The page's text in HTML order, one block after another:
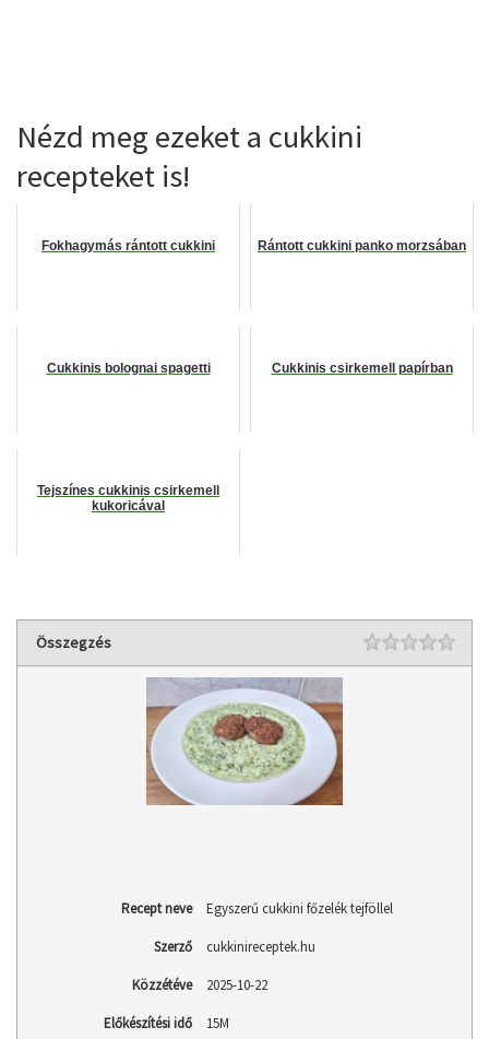
Nézd meg ezeket a cukkini
recepteket is!
Fokhagymás rántott cukkini Rántott cukkini panko morzsában
Cukkinis bolognai spagetti Cukkinis csirkemell papírban
Tejszínes cukkinis csirkemell
kukoricával
Összegzés Rating
Recept neve Egyszerű cukkini főzelék tejföllel
Szerző cukkinireceptek.hu
Közzétéve 2025-10-22
Előkészítési idő 15M